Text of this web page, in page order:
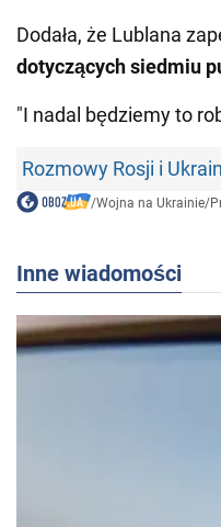
Dodała, że Lublana
dotyczących siedmiu
"I nadal będziemy to
Rozmowy Rosji i
/Wojna na Ukrainie/
Inne wiadomości